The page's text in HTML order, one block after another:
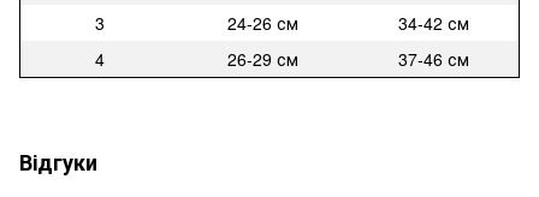
3
24-26 см
34-42 см
4
26-29 см 37-46 см
Відгуки